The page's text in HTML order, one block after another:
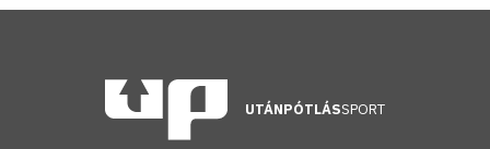
UTÁNPÓTLÁSSPORT